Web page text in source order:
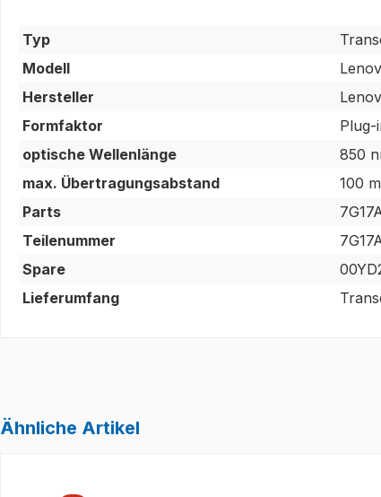
Typ
Modell
Hersteller
Formfaktor
Plug-
optische Wellenlänge
850
max. Übertragungsabstand
100 m
Parts
Teilenummer
Spare
Lieferumfang
Ähnliche Artikel